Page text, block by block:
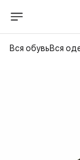
Вся обувьВся